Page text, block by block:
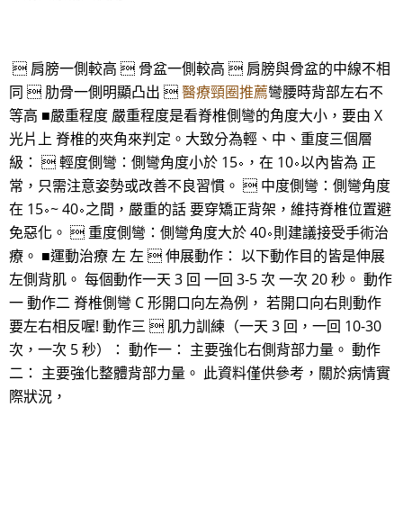
 肩膀一側較高  骨盆一側較高  肩膀與骨盆的中線不相
同  肋骨一側明顯凸出 醫療頸圈推薦彎腰時背部左右不
等高 ■嚴重程度 嚴重程度是看脊椎側彎的角度大小，要由 X
光片上 脊椎的夾角來判定。大致分為輕、中、重度三個層
級：  輕度側彎：側彎角度小於 15∘，在 10∘以內皆為 正
常，只需注意姿勢或改善不良習慣。  中度側彎：側彎角度
在 15∘~ 40∘之間，嚴重的話 要穿矯正背架，維持脊椎位置避
免惡化。  重度側彎：側彎角度大於 40∘則建議接受手術治
療。 ■運動治療 左 左  伸展動作： 以下動作目的皆是伸展
左側背肌。 每個動作一天 3 回 一回 3-5 次 一次 20 秒。 動作
一 動作二 脊椎側彎 C 形開口向左為例， 若開口向右則動作
要左右相反喔! 動作三  肌力訓練（一天 3 回，一回 10-30
次，一次 5 秒）： 動作一： 主要強化右側背部力量。 動作
二： 主要強化整體背部力量。 此資料僅供參考，關於病情實
際狀況，